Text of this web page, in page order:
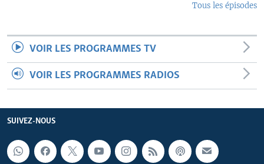
Tous les épisodes
VOIR LES PROGRAMMES TV
VOIR LES PROGRAMMES RADIOS
SUIVEZ-NOUS